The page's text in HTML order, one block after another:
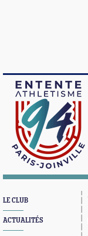
LE CLUB
ACTUALITÉS